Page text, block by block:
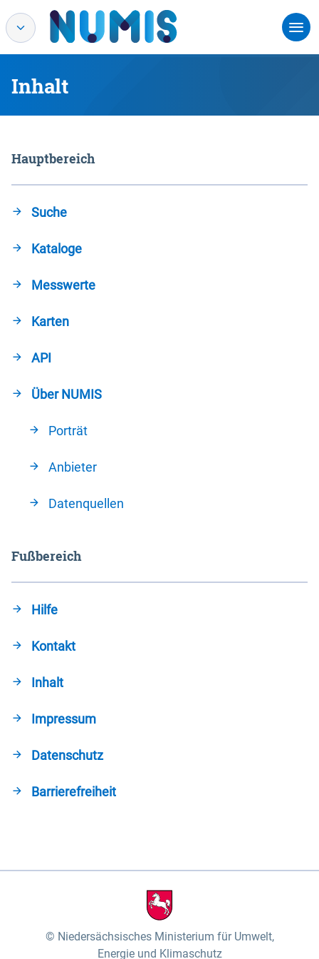
Inhalt
Hauptbereich
Suche
Kataloge
Messwerte
Karten
API
Über NUMIS
Porträt
Anbieter
Datenquellen
Fußbereich
Hilfe
Kontakt
Inhalt
Impressum
Datenschutz
Barrierefreiheit
Niedersächsisches Ministerium für Umwelt,
Energie und Klimaschutz